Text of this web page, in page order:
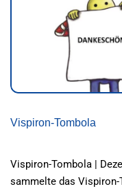
Vispiron-Tombola
Vispiron-Tombola |
sammelte das